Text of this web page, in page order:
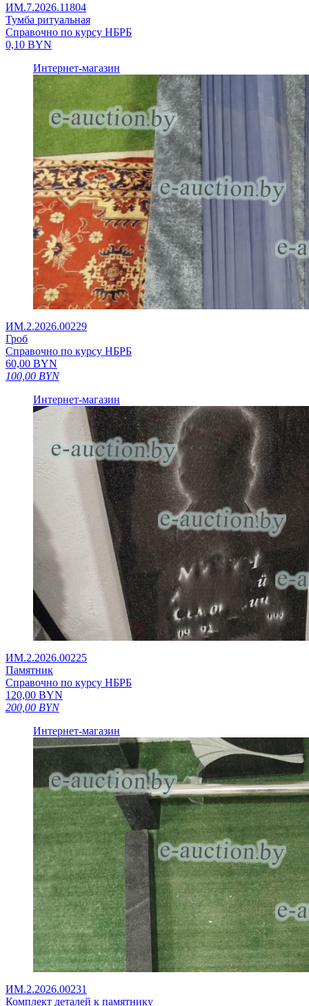
ИМ.7.2026.11804
Тумба ритуальная
Справочно по курсу НБРБ
0,10 BYN
Интернет-магазин
ИМ.2.2026.00229
Гроб
Справочно по курсу НБРБ
60,00 BYN
100,00 BYN
Интернет-магазин
ИМ.2.2026.00225
Памятник
Справочно по курсу НБРБ
120,00 BYN
200,00 BYN
Интернет-магазин
ИМ.2.2026.00231
Комплект деталей к памятнику